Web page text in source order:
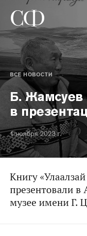
ВСЕ НОВОСТИ
Б. Жамсуев
в
1 ноября 2023 г.
Книгу
презентовали
музее имени Г.